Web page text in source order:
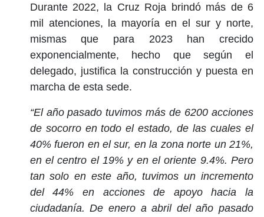
Durante 2022, la Cruz Roja brindó más de 6
mil atenciones, la mayoría en el sur y norte,
mismas que para 2023 han crecido
exponencialmente, hecho que según el
delegado, justifica la construcción y puesta en
marcha de esta sede.
“El año pasado tuvimos más de 6200 acciones
de socorro en todo el estado, de las cuales el
40% fueron en el sur, en la zona norte un 21%,
en el centro el 19% y en el oriente 9.4%. Pero
tan solo en este año, tuvimos un incremento
del 44% en acciones de apoyo hacia la
ciudadanía. De enero a abril del año pasado